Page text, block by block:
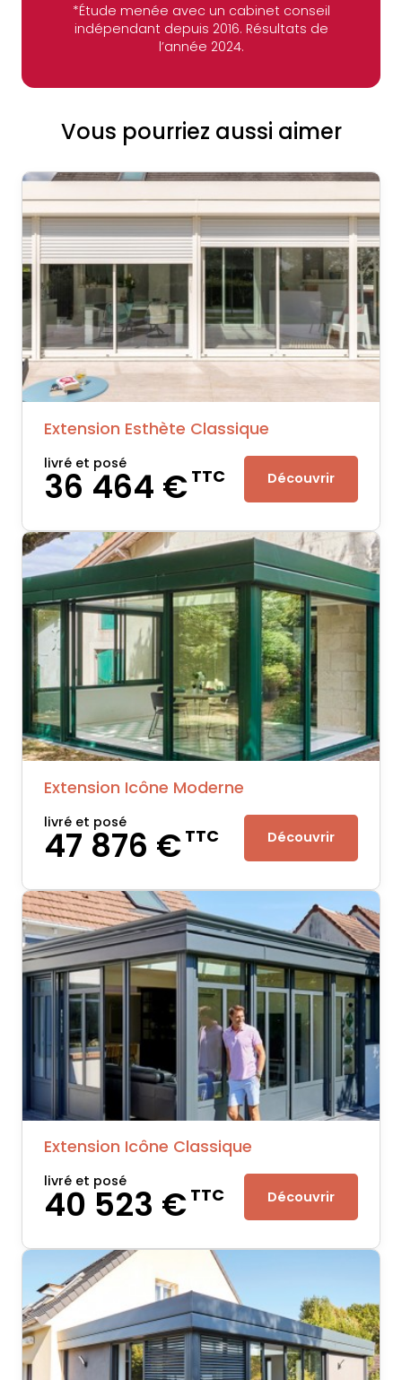
*Étude menée avec un cabinet conseil
indépendant depuis 2016. Résultats de
l’année 2024.
Vous pourriez aussi aimer
Extension Esthète Classique
livré et posé
36 464 €TTC Découvrir
Extension Icône Moderne
livré et posé
47 876 €TTC Découvrir
Extension Icône Classique
livré et posé
40 523 €TTC Découvrir